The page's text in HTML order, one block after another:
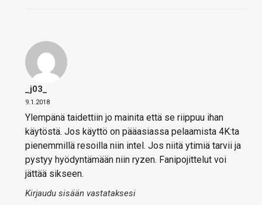
_j03_
9.1.2018
Ylempänä taidettiin jo mainita että se riippuu ihan
käytöstä. Jos käyttö on pääasiassa pelaamista 4K:ta
pienemmillä resoilla niin intel. Jos niitä ytimiä tarvii ja
pystyy hyödyntämään niin ryzen. Fanipojittelut voi
jättää sikseen.
Kirjaudu sisään vastataksesi